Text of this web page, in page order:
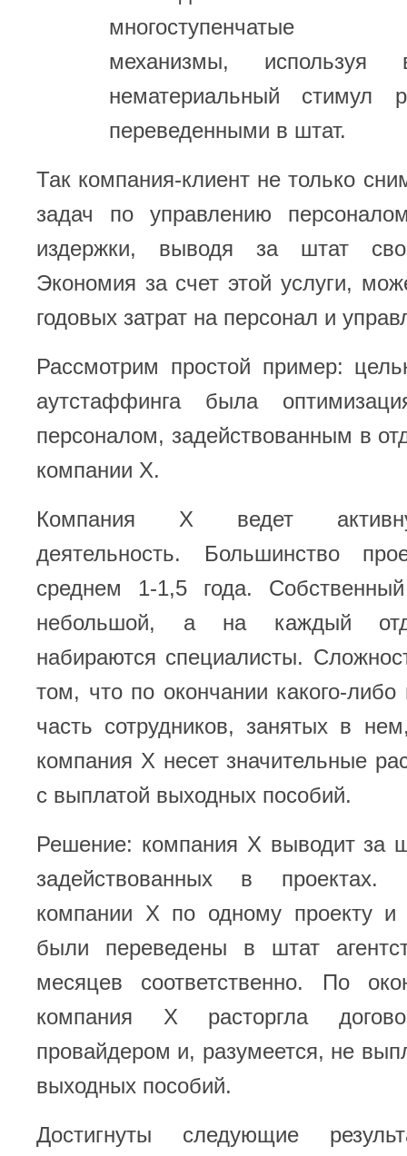
многоступенчатые
механизмы,
нематериальный стимул
переведенными в штат.
Так компания-клиент не только
задач по управлению
издержки, выводя за штат
Экономия за счет этой услуги,
годовых затрат на персонал и
Рассмотрим простой пример:
аутстаффинга была
персоналом, задействованным в
компании Х.
Компания Х ведет
деятельность. Большинство
среднем 1-1,5 года.
небольшой, а на каждый
набираются специалисты.
том, что по окончании какого-
часть сотрудников, занятых в
компания Х несет значительные
с выплатой выходных пособий.
Решение: компания Х выводит за
задействованных в проектах.
компании Х по одному проекту
были переведены в штат
месяцев соответственно. По
компания Х расторгла
провайдером и, разумеется, не
выходных пособий.
Достигнуты следующие